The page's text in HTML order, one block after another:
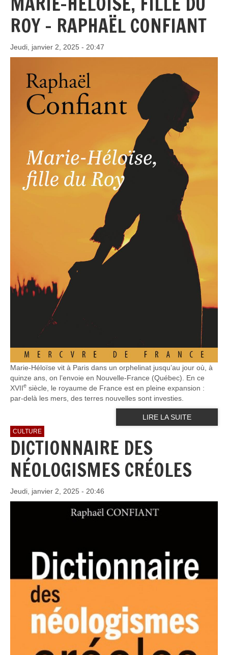
ROY - RAPHAËL CONFIANT
Jeudi, janvier 2, 2025 - 20:47
Marie-Héloïse vit à Paris dans un orphelinat jusqu’au jour où, à
quinze ans, on l’envoie en Nouvelle-France (Québec). En ce
XVIIe siècle, le royaume de France est en pleine expansion :
par-delà les mers, des terres nouvelles sont investies.
LIRE LA SUITE
CULTURE
DICTIONNAIRE DES
NÉOLOGISMES CRÉOLES
Jeudi, janvier 2, 2025 - 20:46